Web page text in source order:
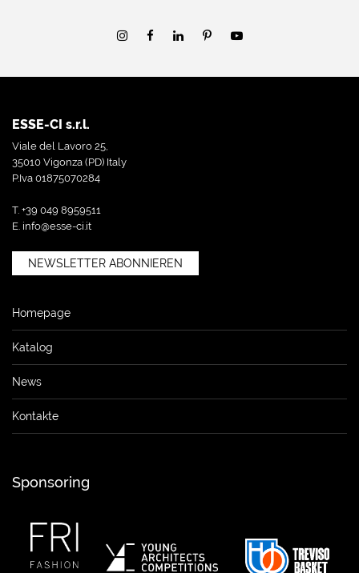
ESSE-CI s.r.l.
Viale del Lavoro 25,
35010 Vigonza (PD) Italy
P.Iva 01875070284
T. +39 049 8959511
E. info@esse-ci.it
NEWSLETTER ABONNIEREN
Homepage
Katalog
News
Kontakte
Sponsoring